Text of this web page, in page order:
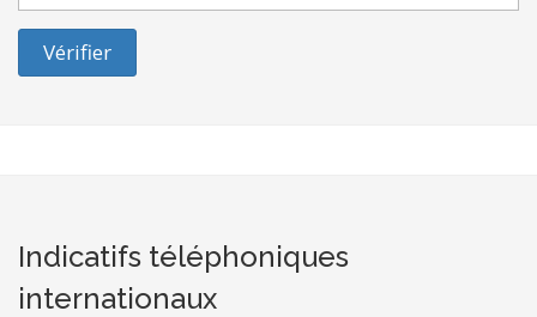
Vérifier
Indicatifs téléphoniques
internationaux